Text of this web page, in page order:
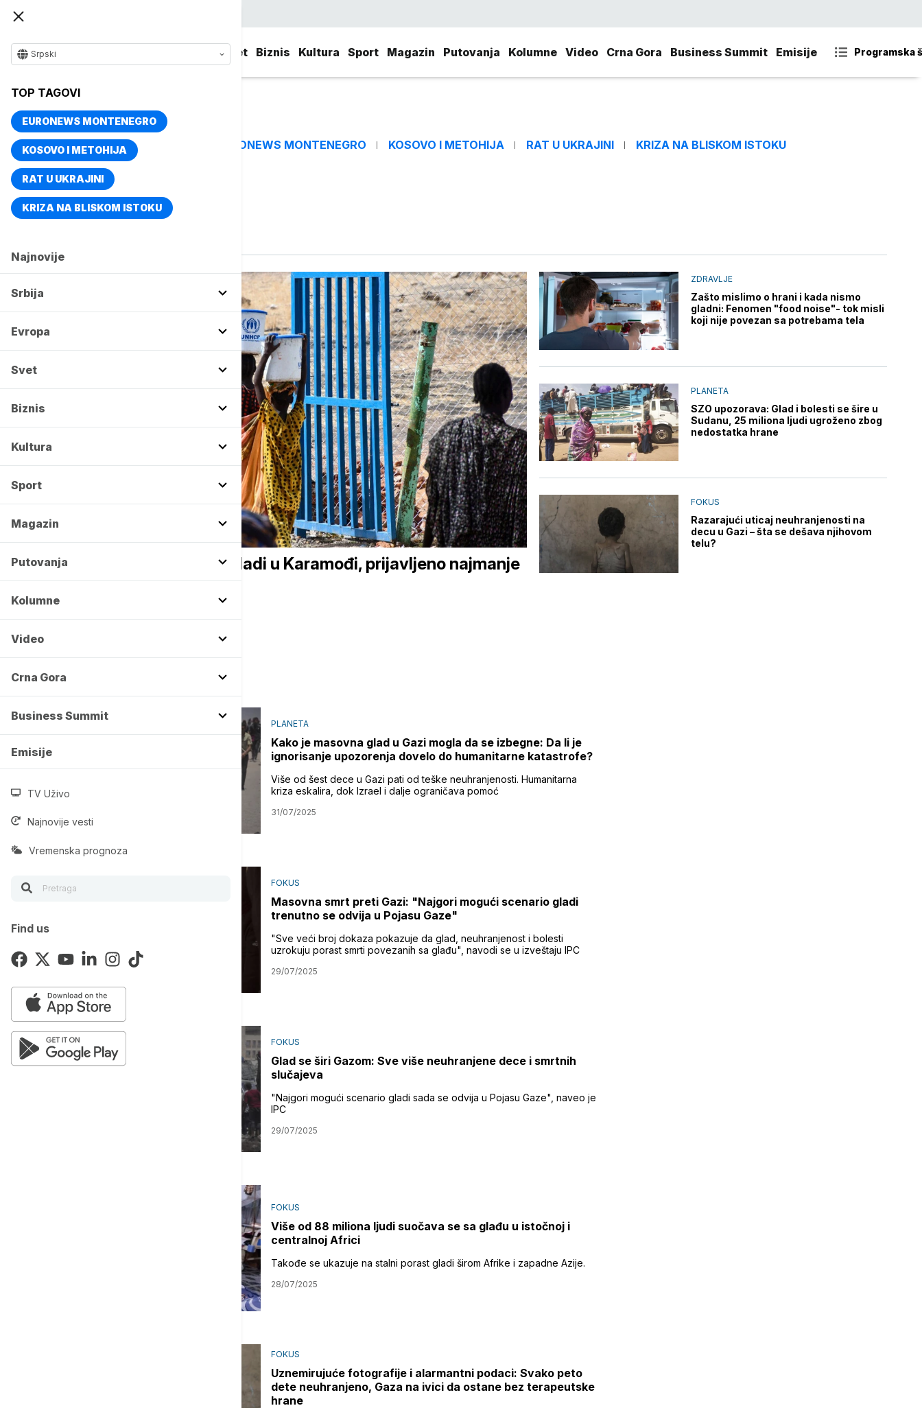
Svet Biznis Kultura Sport Magazin Putovanja Kolumne Video Crna Gora Business Summit Emisije Programska
Srpski
TOP TAGOVI
EURONEWS MONTENEGRO
KOSOVO I METOHIJA
RAT U UKRAJINI
KRIZA NA BLISKOM ISTOKU
Najnovije
Srbija
Evropa
Svet
Biznis
Kultura
Sport
Magazin
Putovanja
Kolumne
Video
Crna Gora
Business Summit
Emisije
TV Uživo
Najnovije vesti
Vremenska prognoza
Find us
TOP TAGOVI EURONEWS MONTENEGRO KOSOVO I METOHIJA RAT U UKRAJINI KRIZA NA BLISKOM ISTOKU
Vise o temi
Glad
PLANETA
Uganda deli pomoć zbog gladi u Karamođi, prijavljeno najmanje
19 žrtava
ZDRAVLJE
Zašto mislimo o hrani i kada nismo
gladni: Fenomen "food noise"- tok misli
koji nije povezan sa potrebama tela
PLANETA
SZO upozorava: Glad i bolesti se šire u
Sudanu, 25 miliona ljudi ugroženo zbog
nedostatka hrane
FOKUS
Razarajući uticaj neuhranjenosti na
decu u Gazi – šta se dešava njihovom
telu?
PLANETA
Kako je masovna glad u Gazi mogla da se izbegne: Da li je
ignorisanje upozorenja dovelo do humanitarne katastrofe?
Više od šest dece u Gazi pati od teške neuhranjenosti. Humanitarna
kriza eskalira, dok Izrael i dalje ograničava pomoć
31/07/2025
FOKUS
Masovna smrt preti Gazi: "Najgori mogući scenario gladi
trenutno se odvija u Pojasu Gaze"
"Sve veći broj dokaza pokazuje da glad, neuhranjenost i bolesti
uzrokuju porast smrti povezanih sa glađu", navodi se u izveštaju IPC
29/07/2025
FOKUS
Glad se širi Gazom: Sve više neuhranjene dece i smrtnih
slučajeva
"Najgori mogući scenario gladi sada se odvija u Pojasu Gaze", naveo je
IPC
29/07/2025
FOKUS
Više od 88 miliona ljudi suočava se sa glađu u istočnoj i
centralnoj Africi
Takođe se ukazuje na stalni porast gladi širom Afrike i zapadne Azije.
28/07/2025
FOKUS
Uznemirujuće fotografije i alarmantni podaci: Svako peto
dete neuhranjeno, Gaza na ivici da ostane bez terapeutske
hrane